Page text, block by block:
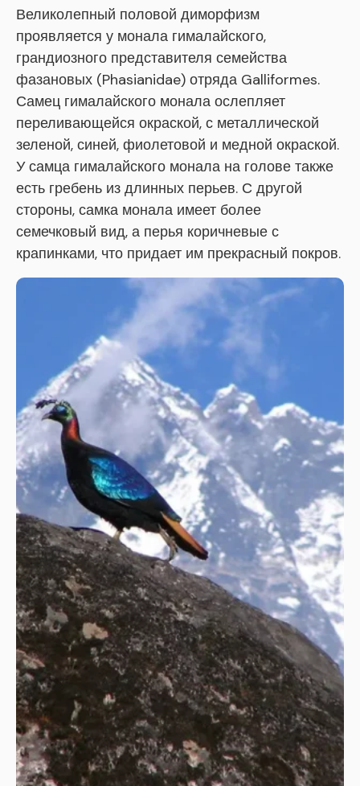
Великолепный половой диморфизм
проявляется у монала гималайского,
грандиозного представителя семейства
фазановых (Phasianidae) отряда Galliformes.
Самец гималайского монала ослепляет
переливающейся окраской, с металлической
зеленой, синей, фиолетовой и медной окраской.
У самца гималайского монала на голове также
есть гребень из длинных перьев. С другой
стороны, самка монала имеет более
семечковый вид, а перья коричневые с
крапинками, что придает им прекрасный покров.